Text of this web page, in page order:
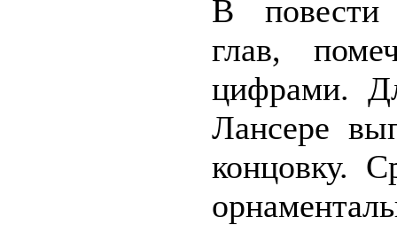
В повести
глав,
цифрами.
Лансере
концовку.